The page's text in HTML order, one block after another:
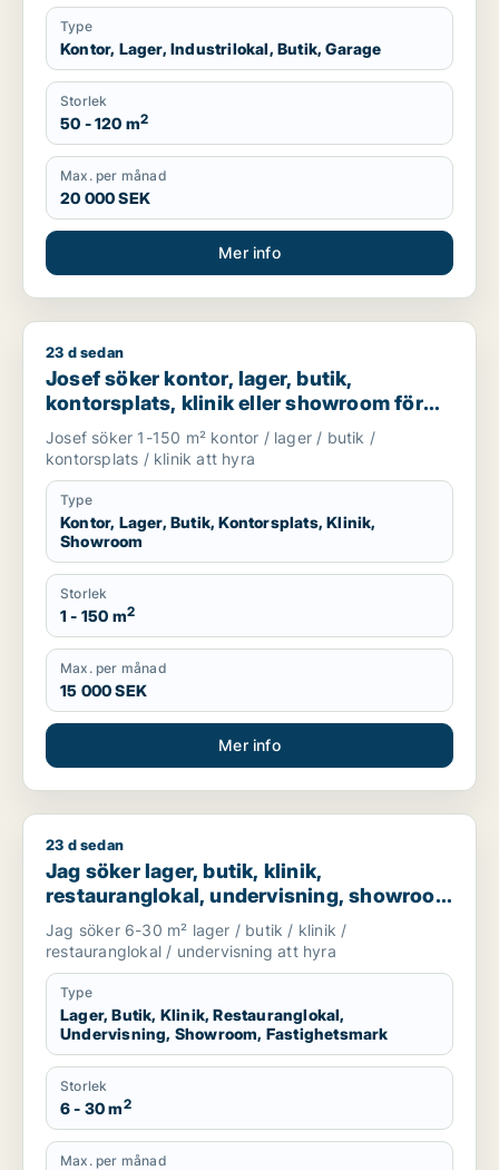
Type
Kontor, Lager, Industrilokal, Butik, Garage
Storlek
50 - 120 m2
Max. per månad
20 000 SEK
Mer info
Josef söker kontor, lager, butik, kontorsplats, klinik eller
23 d sedan
Josef söker kontor, lager, butik,
kontorsplats, klinik eller showroom för
uthyrning i Göteborg
Josef söker 1-150 m² kontor / lager / butik /
kontorsplats / klinik att hyra
Type
Kontor, Lager, Butik, Kontorsplats, Klinik,
Showroom
Storlek
1 - 150 m2
Max. per månad
15 000 SEK
Mer info
Jag söker lager, butik, klinik, restauranglokal,
23 d sedan
Jag söker lager, butik, klinik,
restauranglokal, undervisning, showroom
eller fastighetsmark för uthyrning i
Lundby, Göteborg eller Askim-Frölunda-
Högsbo m.fl.
Jag söker 6-30 m² lager / butik / klinik /
restauranglokal / undervisning att hyra
Type
Lager, Butik, Klinik, Restauranglokal,
Undervisning, Showroom, Fastighetsmark
Storlek
6 - 30 m2
Max. per månad